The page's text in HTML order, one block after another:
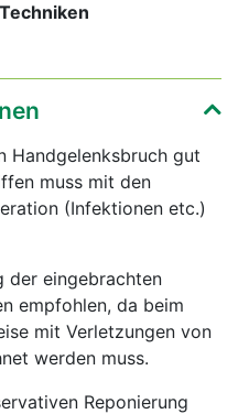
Handgelenksbruch gut
muss mit den
(Infektionen etc.)
der eingebrachten
empfohlen, da beim
mit Verletzungen von
werden muss.
Reponierung